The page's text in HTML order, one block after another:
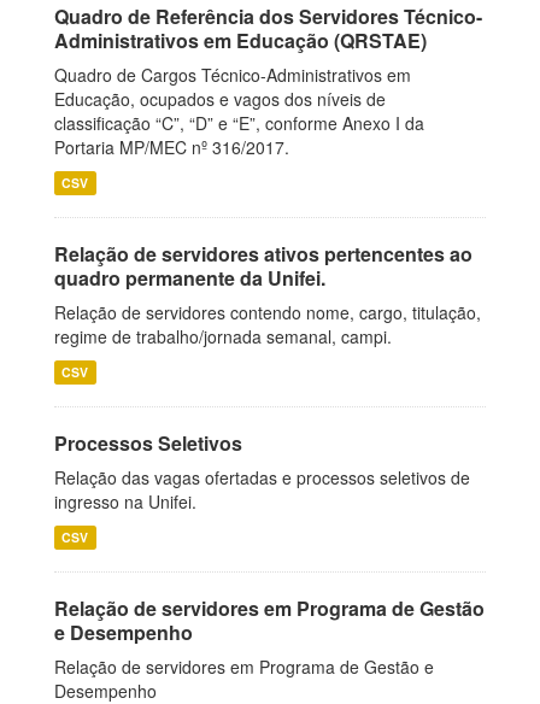
Quadro de Referência dos Servidores Técnico-
Administrativos em Educação (QRSTAE)
Quadro de Cargos Técnico-Administrativos em
Educação, ocupados e vagos dos níveis de
classificação “C”, “D” e “E”, conforme Anexo I da
Portaria MP/MEC nº 316/2017.
CSV
Relação de servidores ativos pertencentes ao
quadro permanente da Unifei.
Relação de servidores contendo nome, cargo, titulação,
regime de trabalho/jornada semanal, campi.
CSV
Processos Seletivos
Relação das vagas ofertadas e processos seletivos de
ingresso na Unifei.
CSV
Relação de servidores em Programa de Gestão
e Desempenho
Relação de servidores em Programa de Gestão e
Desempenho